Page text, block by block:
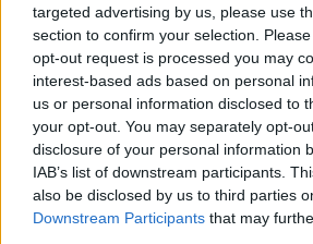
targeted advertising by us, please use
section to confirm your selection.
opt-out request is processed you may
interest-based ads based on personal
us or personal information disclosed to
your opt-out. You may separately opt-
disclosure of your personal information
IAB’s list of downstream participants.
also be disclosed by us to third parties
Downstream Participants that may
Big Brother